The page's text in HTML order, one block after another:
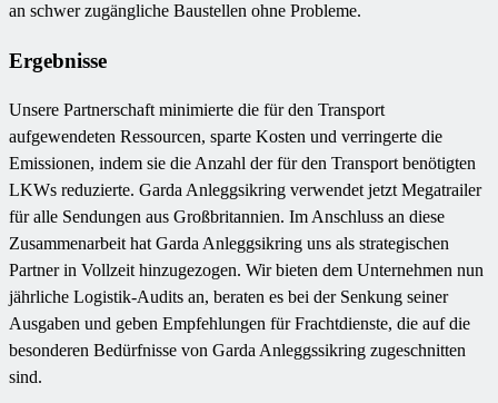
an schwer zugängliche Baustellen ohne Probleme.
Ergebnisse
Unsere Partnerschaft minimierte die für den Transport
aufgewendeten Ressourcen, sparte Kosten und verringerte die
Emissionen, indem sie die Anzahl der für den Transport benötigten
LKWs reduzierte. Garda Anleggsikring verwendet jetzt Megatrailer
für alle Sendungen aus Großbritannien. Im Anschluss an diese
Zusammenarbeit hat Garda Anleggsikring uns als strategischen
Partner in Vollzeit hinzugezogen. Wir bieten dem Unternehmen nun
jährliche Logistik-Audits an, beraten es bei der Senkung seiner
Ausgaben und geben Empfehlungen für Frachtdienste, die auf die
besonderen Bedürfnisse von Garda Anleggssikring zugeschnitten
sind.